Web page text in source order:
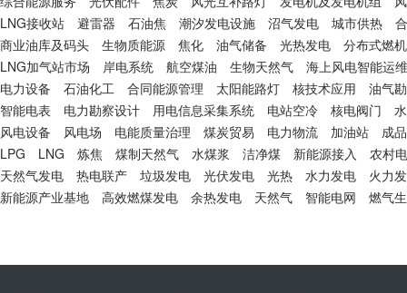
LNG接收站
避雷器 石油焦 潮汐发电设施 沼气发电 城市供热
商业油库及码头
生物质能源 焦化 油气储备 光热发电
分布式燃
LNG加气站市场
岸电系统 航空煤油 生物天然气
海上风电智能运维
电力设备
石油化工 合同能源管理 太阳能路灯 核技术应用
油气
智能电表
电力勘察设计 用电信息采集系统 电站空冷 核电阀门
风电设备
风电场 电能质量治理 煤炭贸易 电力物流 加油站
成
LPG
LNG 炼焦 煤制天然气 水煤浆 洁净煤 新能源接入
农村
天然气发电
热电联产 垃圾发电 光伏发电 光热 水力发电
火力
新能源产业基地
高效燃煤发电 余热发电 天然气 智能电网 燃气